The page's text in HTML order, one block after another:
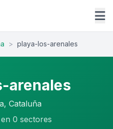
> playa-los-arenales
arenales
Cataluña
0 sectores